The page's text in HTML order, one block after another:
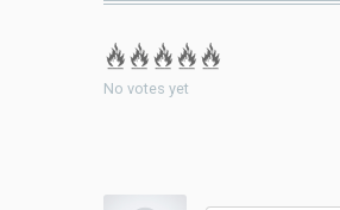
No votes yet